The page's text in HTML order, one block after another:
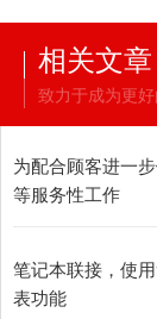
相关文章
致力于成为更好
为配合顾客进一
等服务性工作
笔记本联接，使
表功能